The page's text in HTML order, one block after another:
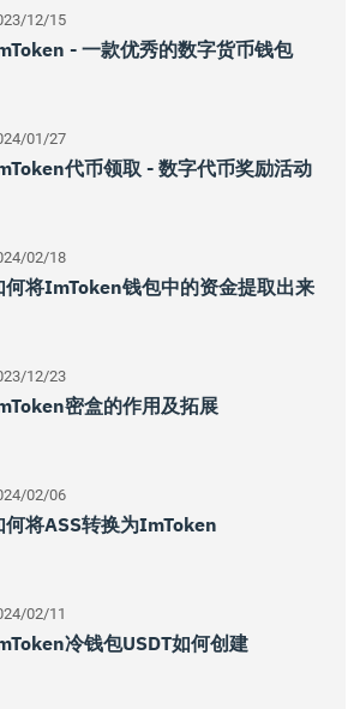
12/15
- 一款优秀的数字货币钱包
01/27
代币领取 - 数字代币奖励活动
02/18
何将imToken钱包中的资金提取出来
12/23
密盒的作用及拓展
02/06
何将ASS转换为imToken
02/11
冷钱包USDT如何创建